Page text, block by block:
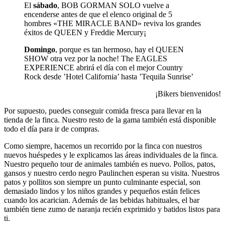
El sábado, BOB GORMAN SOLO vuelve a
encenderse antes de que el elenco original de 5
hombres «THE MIRACLE BAND» reviva los grandes
éxitos de QUEEN y Freddie Mercury¡
Domingo, porque es tan hermoso, hay el QUEEN
SHOW otra vez por la noche! The EAGLES
EXPERIENCE abrirá el día con el mejor Country
Rock desde ’Hotel California’ hasta ’Tequila Sunrise’
¡Bikers bienvenidos!
Por supuesto, puedes conseguir comida fresca para llevar en la
tienda de la finca. Nuestro resto de la gama también está disponible
todo el día para ir de compras.
Como siempre, hacemos un recorrido por la finca con nuestros
nuevos huéspedes y le explicamos las áreas individuales de la finca.
Nuestro pequeño tour de animales también es nuevo. Pollos, patos,
gansos y nuestro cerdo negro Paulinchen esperan su visita. Nuestros
patos y pollitos son siempre un punto culminante especial, son
demasiado lindos y los niños grandes y pequeños están felices
cuando los acarician. Además de las bebidas habituales, el bar
también tiene zumo de naranja recién exprimido y batidos listos para
ti.